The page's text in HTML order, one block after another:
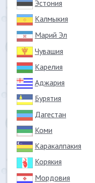
Эстония
Калмыкия
Марий Эл
Чувашия
Карелия
Аджария
Бурятия
Дагестан
Коми
Каракалпакия
Корякия
Мордовия